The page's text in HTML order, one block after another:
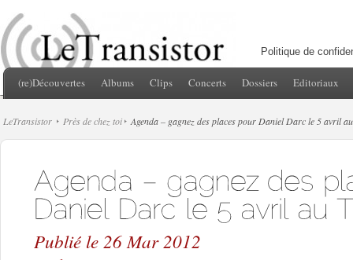
Politique de
(re)Découvertes Albums Clips Concerts Dossiers Editoriaux
LeTransistor Près de chez toi Agenda – gagnez des places pour Daniel Darc le 5 avril
Publié le 26 Mar 2012